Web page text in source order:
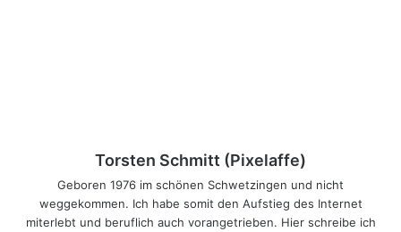
Torsten Schmitt (Pixelaffe)
Geboren 1976 im schönen Schwetzingen und nicht
weggekommen. Ich habe somit den Aufstieg des Internet
miterlebt und beruflich auch vorangetrieben. Hier schreibe ich